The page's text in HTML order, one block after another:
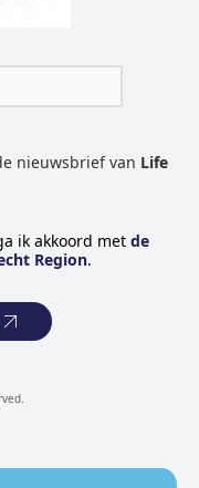
nieuwsbrief van Life
ik akkoord met de
Region.